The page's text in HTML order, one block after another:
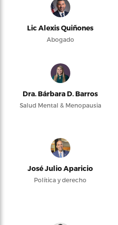
Lic Alexis Quiñones
Abogado
Dra. Bárbara D. Barros
Salud Mental & Menopausia
José Julio Aparicio
Política y derecho